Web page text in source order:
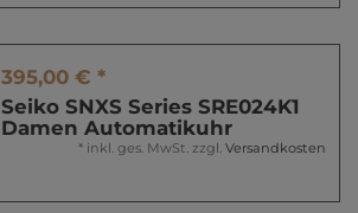
395,00 € *
Seiko SNXS Series SRE024K1
Damen Automatikuhr
* inkl. ges. MwSt. zzgl. Versandkosten